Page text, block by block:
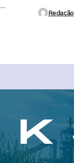
Redação